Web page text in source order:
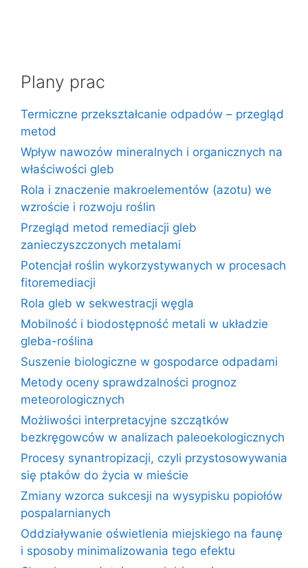
Plany prac
Termiczne przekształcanie odpadów – przegląd
metod
Wpływ nawozów mineralnych i organicznych na
właściwości gleb
Rola i znaczenie makroelementów (azotu) we
wzroście i rozwoju roślin
Przegląd metod remediacji gleb
zanieczyszczonych metalami
Potencjał roślin wykorzystywanych w procesach
fitoremediacji
Rola gleb w sekwestracji węgla
Mobilność i biodostępność metali w układzie
gleba-roślina
Suszenie biologiczne w gospodarce odpadami
Metody oceny sprawdzalności prognoz
meteorologicznych
Możliwości interpretacyjne szczątków
bezkręgowców w analizach paleoekologicznych
Procesy synantropizacji, czyli przystosowywania
się ptaków do życia w mieście
Zmiany wzorca sukcesji na wysypisku popiołów
pospalarnianych
Oddziaływanie oświetlenia miejskiego na faunę
i sposoby minimalizowania tego efektu